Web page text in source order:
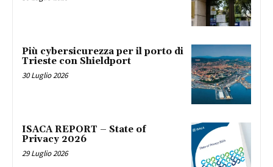
Più cybersicurezza per il porto di
Trieste con Shieldport
30 Luglio 2026
ISACA REPORT – State of
Privacy 2026
29 Luglio 2026